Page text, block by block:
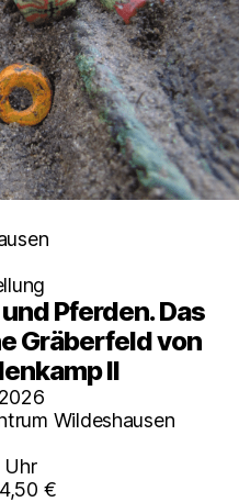
Pferden. Das
Gräberfeld von
II
Wildeshausen
Uhr
€